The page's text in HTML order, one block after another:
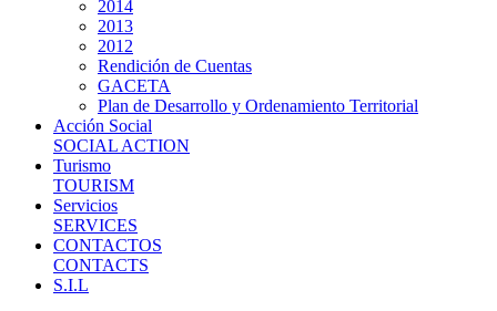
2014
2013
2012
Rendición de Cuentas
GACETA
Plan de Desarrollo y Ordenamiento Territorial
Acción Social
SOCIAL ACTION
Turismo
TOURISM
Servicios
SERVICES
CONTACTOS
CONTACTS
S.I.L